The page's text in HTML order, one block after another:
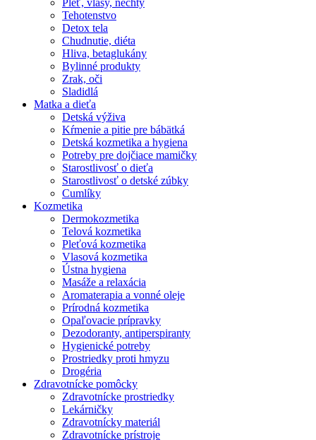
Pleť, vlasy, nechty
Tehotenstvo
Detox tela
Chudnutie, diéta
Hliva, betaglukány
Bylinné produkty
Zrak, oči
Sladidlá
Matka a dieťa
Detská výživa
Kŕmenie a pitie pre bábätká
Detská kozmetika a hygiena
Potreby pre dojčiace mamičky
Starostlivosť o dieťa
Starostlivosť o detské zúbky
Cumlíky
Kozmetika
Dermokozmetika
Telová kozmetika
Pleťová kozmetika
Vlasová kozmetika
Ústna hygiena
Masáže a relaxácia
Aromaterapia a vonné oleje
Prírodná kozmetika
Opaľovacie prípravky
Dezodoranty, antiperspiranty
Hygienické potreby
Prostriedky proti hmyzu
Drogéria
Zdravotnícke pomôcky
Zdravotnícke prostriedky
Lekárničky
Zdravotnícky materiál
Zdravotnícke prístroje